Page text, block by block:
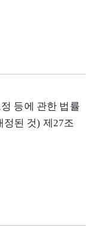
등에 관한 법률
정된 것) 제27조